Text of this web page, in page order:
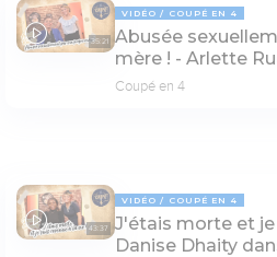
35:21
VIDÉO COUPÉ EN 4
Abusée
mère ! - Arlette
Coupé en 4
43:37
VIDÉO COUPÉ EN 4
J'étais morte et je
Danise Dhaity